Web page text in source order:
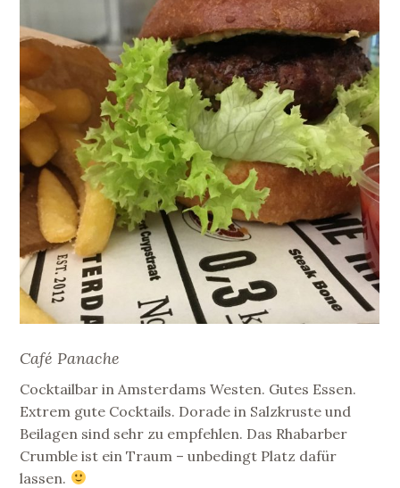
Café Panache
Cocktailbar in Amsterdams Westen. Gutes Essen.
Extrem gute Cocktails. Dorade in Salzkruste und
Beilagen sind sehr zu empfehlen. Das Rhabarber
Crumble ist ein Traum – unbedingt Platz dafür
lassen.